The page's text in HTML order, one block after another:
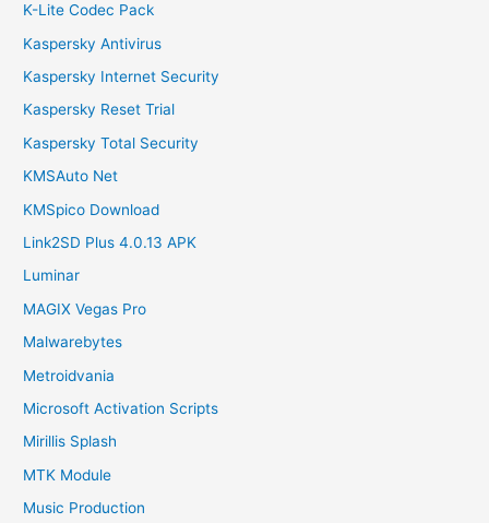
K-Lite Codec Pack
Kaspersky Antivirus
Kaspersky Internet Security
Kaspersky Reset Trial
Kaspersky Total Security
KMSAuto Net
KMSpico Download
Link2SD Plus 4.0.13 APK
Luminar
MAGIX Vegas Pro
Malwarebytes
Metroidvania
Microsoft Activation Scripts
Mirillis Splash
MTK Module
Music Production